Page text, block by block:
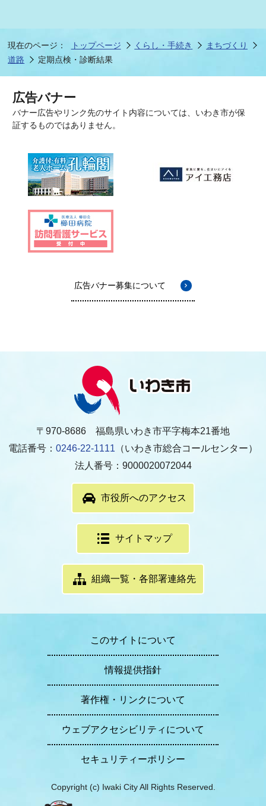
現在のページ： トップページ くらし・手続き
まちづくり
道路
定期点検・診断結果
広告バナー
バナー広告やリンク先のサイト内容については、いわき市が保
証するものではありません。
広告バナー募集について
〒970-8686 福島県いわき市平字梅本21番地
電話番号： 0246-22-1111 （いわき市総合コールセンター）
法人番号：9000020072044
市役所へのアクセス
サイトマップ
組織一覧・各部署連絡先
このサイトについて
情報提供指針
著作権・リンクについて
ウェブアクセシビリティについて
セキュリティーポリシー
Copyright (c) Iwaki City All Rights Reserved.